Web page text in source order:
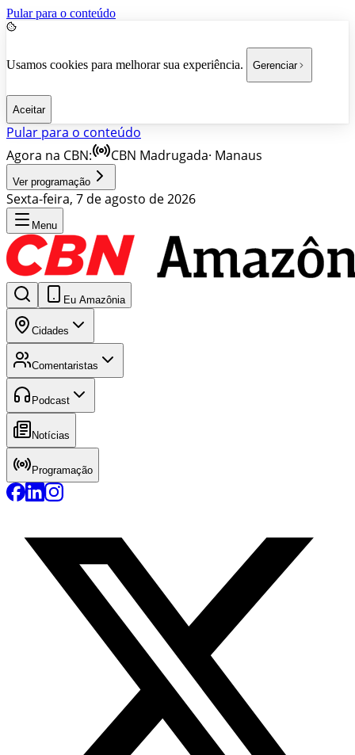
Pular para o conteúdo
Usamos cookies para melhorar sua experiência. Gerenciar
Aceitar
Pular para o conteúdo
Agora na CBN:
CBN Madrugada· Manaus
Ver programação
Sexta-feira, 7 de agosto de 2026
Menu
Eu Amazônia
Cidades
Comentaristas
Podcast
Notícias
Programação